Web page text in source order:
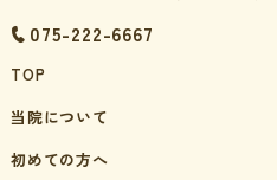
075-222-6667
TOP
当院について
初めての方へ